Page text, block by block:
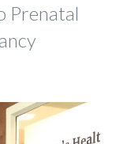
Prenatal